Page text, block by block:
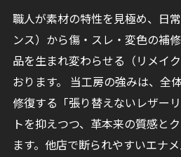
職人が素材の特性を見極め、日
ンス）から傷・スレ・変色の補
品を生まれ変わらせる（リメイ
おります。 当工房の強みは、全
修復する「張り替えないレザー
トを抑えつつ、革本来の質感と
ます。他店で断られやすいエナ